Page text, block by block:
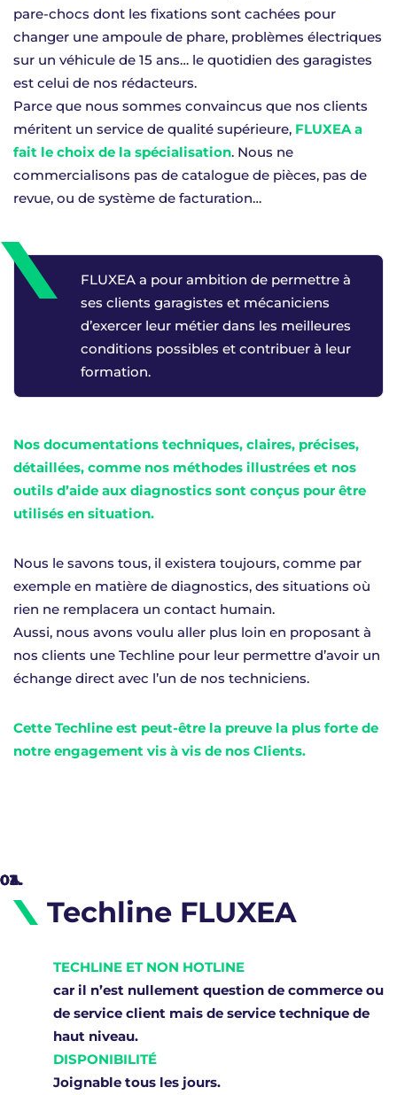
pare-chocs dont les fixations sont cachées pour
changer une ampoule de phare, problèmes électriques
sur un véhicule de 15 ans… le quotidien des garagistes
est celui de nos rédacteurs.
Parce que nous sommes convaincus que nos clients
méritent un service de qualité supérieure, FLUXEA a
fait le choix de la spécialisation. Nous ne
commercialisons pas de catalogue de pièces, pas de
revue, ou de système de facturation…
FLUXEA a pour ambition de permettre à
ses clients garagistes et mécaniciens
d’exercer leur métier dans les meilleures
conditions possibles et contribuer à leur
formation.
Nos documentations techniques, claires, précises,
détaillées, comme nos méthodes illustrées et nos
outils d’aide aux diagnostics sont conçus pour être
utilisés en situation.
Nous le savons tous, il existera toujours, comme par
exemple en matière de diagnostics, des situations où
rien ne remplacera un contact humain.
Aussi, nous avons voulu aller plus loin en proposant à
nos clients une Techline pour leur permettre d’avoir un
échange direct avec l’un de nos techniciens.
Cette Techline est peut-être la preuve la plus forte de
notre engagement vis à vis de nos Clients.
Techline FLUXEA
TECHLINE ET NON HOTLINE
car il n’est nullement question de commerce ou
de service client mais de service technique de
haut niveau.
DISPONIBILITÉ
Joignable tous les jours.